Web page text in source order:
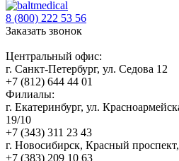
8 (800) 222 53 56
Заказать звонок
Центральный офис:
г. Санкт-Петербург, ул. Седова 12
+7 (812) 644 44 01
Филиалы:
г. Екатеринбург, ул.
19/10
+7 (343) 311 23 43
г. Новосибирск, Красный
+7 (383) 209 10 63